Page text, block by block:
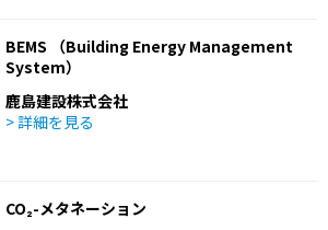
BEMS （Building Energy Management
System）
鹿島建設株式会社
> 詳細を見る
CO₂-メタネーション